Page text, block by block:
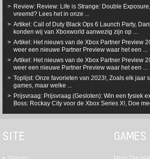
Review: Review: Life is Strange: Double
vreemd? Lees het in onze ...
Artikel: Call of Duty Black Ops 6 Launch Party,
konden wij van Xboxworld aanwezig zijn op ...
Artikel: Het nieuws van de Xbox Partner Preview
weer een nieuwe Partner Preview waar het een ...
Artikel: Het nieuws van de Xbox Partner Preview
weer een nieuwe Partner Preview waar het een ...
Toplijst: Onze favorieten van 2023!, Zoals elk jaar
games, maar welke ...
Prijsvraag: Prijsvraag (Gesloten): Win een fysiek
Boss: Rockay City voor de Xbox Series X!, Doe
SITE GAMES